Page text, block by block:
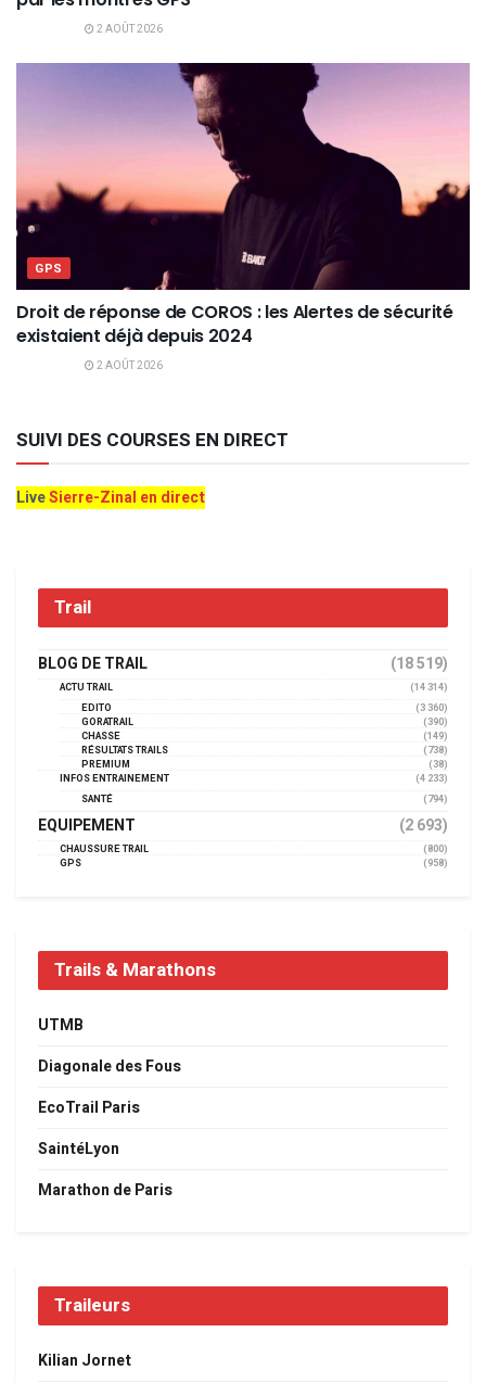
2 AOÛT 2026
GPS
Droit de réponse de COROS : les Alertes de sécurité
existaient déjà depuis 2024
2 AOÛT 2026
SUIVI DES COURSES EN DIRECT
LiveSierre-Zinal en direct
Trail
BLOG DE TRAIL (18 519)
ACTU TRAIL
(14 314)
EDITO
(3 360)
GORATRAIL
(390)
CHASSE
(149)
RÉSULTATS TRAILS
(738)
PREMIUM
(38)
INFOS ENTRAINEMENT
(4 233)
SANTÉ
(794)
EQUIPEMENT (2 693)
CHAUSSURE TRAIL
(800)
GPS
(958)
Trails & Marathons
UTMB
Diagonale des Fous
EcoTrail Paris
SaintéLyon
Marathon de Paris
Traileurs
Kilian Jornet